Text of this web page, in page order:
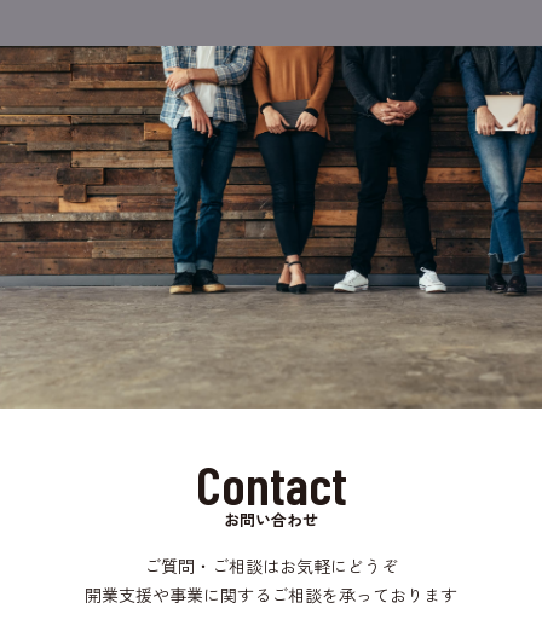
Contact
お問い合わせ
ご質問・ご相談はお気軽にどうぞ
開業支援や事業に関するご相談を承っております